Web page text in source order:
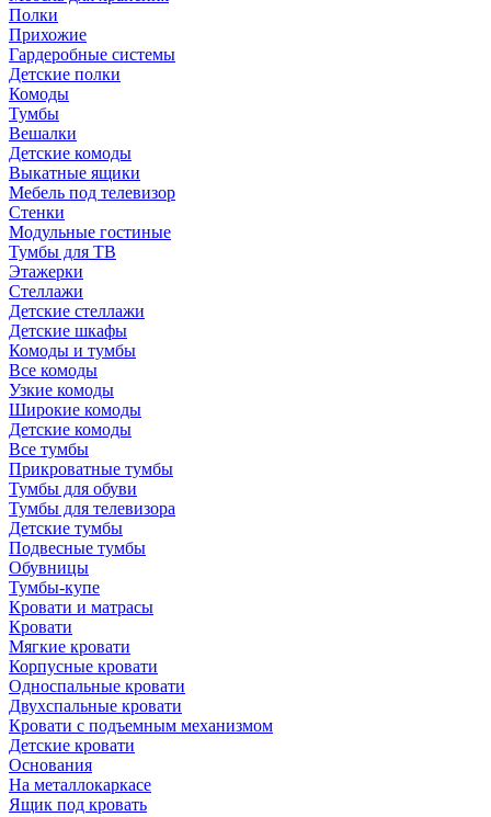
Полки
Прихожие
Гардеробные системы
Детские полки
Комоды
Тумбы
Вешалки
Детские комоды
Выкатные ящики
Мебель под телевизор
Стенки
Модульные гостиные
Тумбы для ТВ
Этажерки
Стеллажи
Детские стеллажи
Детские шкафы
Комоды и тумбы
Все комоды
Узкие комоды
Широкие комоды
Детские комоды
Все тумбы
Прикроватные тумбы
Тумбы для обуви
Тумбы для телевизора
Детские тумбы
Подвесные тумбы
Обувницы
Тумбы-купе
Кровати и матрасы
Кровати
Мягкие кровати
Корпусные кровати
Односпальные кровати
Двухспальные кровати
Кровати с подъемным механизмом
Детские кровати
Основания
На металлокаркасе
Ящик под кровать